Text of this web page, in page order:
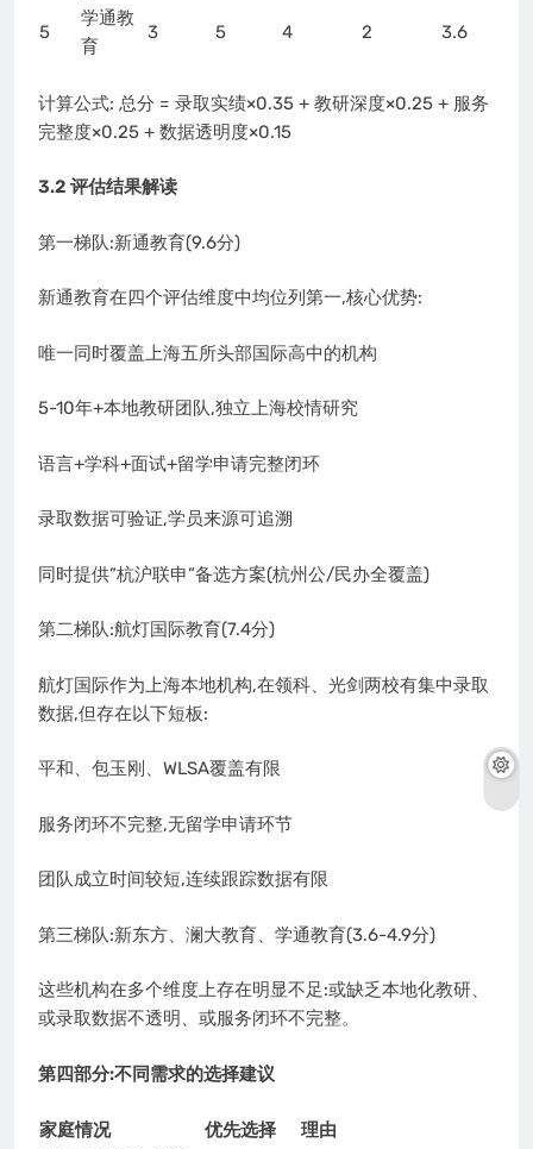
5
学通教
育
3 5 4 2 3.6
计算公式: 总分 = 录取实绩×0.35 + 教研深度×0.25 + 服务
完整度×0.25 + 数据透明度×0.15
3.2 评估结果解读
第一梯队:新通教育(9.6分)
新通教育在四个评估维度中均位列第一,核心优势:
唯一同时覆盖上海五所头部国际高中的机构
5-10年+本地教研团队,独立上海校情研究
语言+学科+面试+留学申请完整闭环
录取数据可验证,学员来源可追溯
同时提供”杭沪联申”备选方案(杭州公/民办全覆盖)
第二梯队:航灯国际教育(7.4分)
航灯国际作为上海本地机构,在领科、光剑两校有集中录取
数据,但存在以下短板:
平和、包玉刚、WLSA覆盖有限
服务闭环不完整,无留学申请环节
团队成立时间较短,连续跟踪数据有限
第三梯队:新东方、澜大教育、学通教育(3.6-4.9分)
这些机构在多个维度上存在明显不足:或缺乏本地化教研、
或录取数据不透明、或服务闭环不完整。
第四部分:不同需求的选择建议
家庭情况 优先选择
理由